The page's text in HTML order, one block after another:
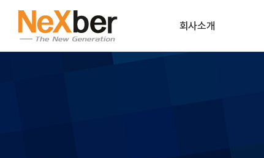
회사소개